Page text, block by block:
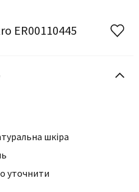
ER00110445
шкіра
уточнити